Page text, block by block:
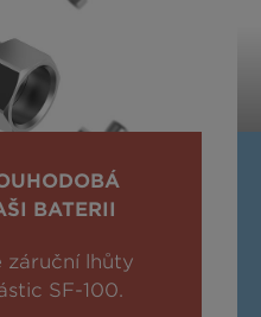
BATERII
záruční lhůty
SF-100.